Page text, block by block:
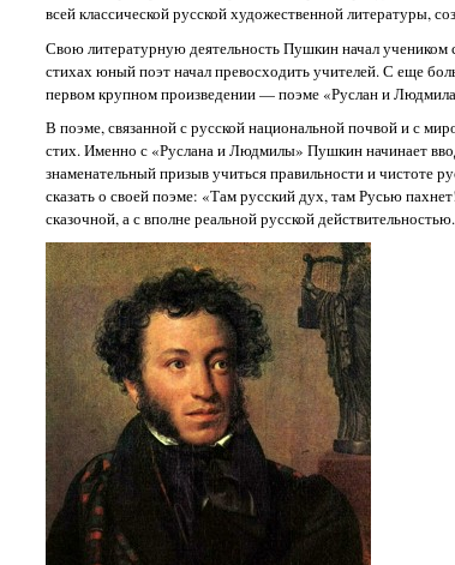
всей классической русской художественной литературы,
Свою литературную деятельность Пушкин начал
стихах юный поэт начал превосходить учителей. С еще
первом крупном произведении — поэме «Руслан и
В поэме, связанной с русской национальной почвой и с
стих. Именно с «Руслана и Людмилы» Пушкин начинает
знаменательный призыв учиться правильности и чистоте
сказать о своей поэме: «Там русский дух, там Русью
сказочной, а с вполне реальной русской действительностью.